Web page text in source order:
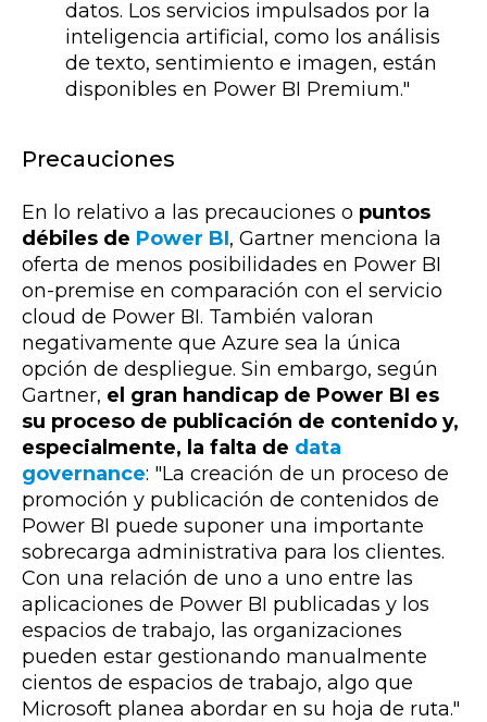
datos. Los servicios impulsados por la
inteligencia artificial, como los análisis
de texto, sentimiento e imagen, están
disponibles en Power BI Premium."
Precauciones
En lo relativo a las precauciones o puntos
débiles de Power BI, Gartner menciona la
oferta de menos posibilidades en Power BI
on-premise en comparación con el servicio
cloud de Power BI. También valoran
negativamente que Azure sea la única
opción de despliegue. Sin embargo, según
Gartner, el gran handicap de Power BI es
su proceso de publicación de contenido y,
especialmente, la falta de data
governance: "La creación de un proceso de
promoción y publicación de contenidos de
Power BI puede suponer una importante
sobrecarga administrativa para los clientes.
Con una relación de uno a uno entre las
aplicaciones de Power BI publicadas y los
espacios de trabajo, las organizaciones
pueden estar gestionando manualmente
cientos de espacios de trabajo, algo que
Microsoft planea abordar en su hoja de ruta."